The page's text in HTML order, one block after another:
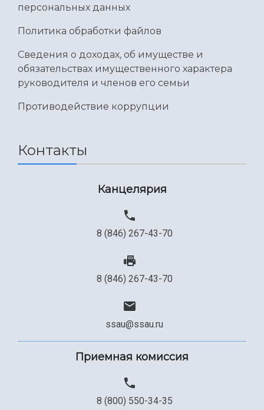
Международный межвузовский кампус
Сведения об образовательной организации
Официальные документы
персональных данных
Политика обработки файлов
Сведения о доходах, об имуществе и
обязательствах имущественного характера
руководителя и членов его семьи
Противодействие коррупции
Контакты
Канцелярия
8 (846) 267-43-70
8 (846) 267-43-70
ssau@ssau.ru
Приемная комиссия
8 (800) 550-34-35